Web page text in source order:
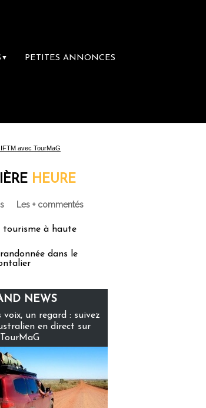
▼ PETITES ANNONCES
voyage
HEURE
Les + commentés
tourisme à haute
dans le
NEWS
voix, un regard : suivez
en direct sur
TourMaG